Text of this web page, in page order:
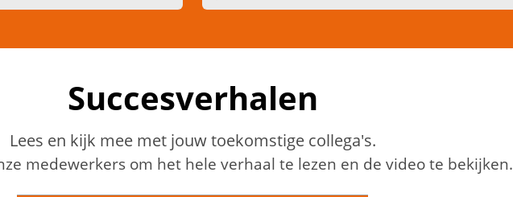
Succesverhalen
Lees en kijk mee met jouw toekomstige collega's.
medewerkers om het hele verhaal te lezen en de video te bekijken.